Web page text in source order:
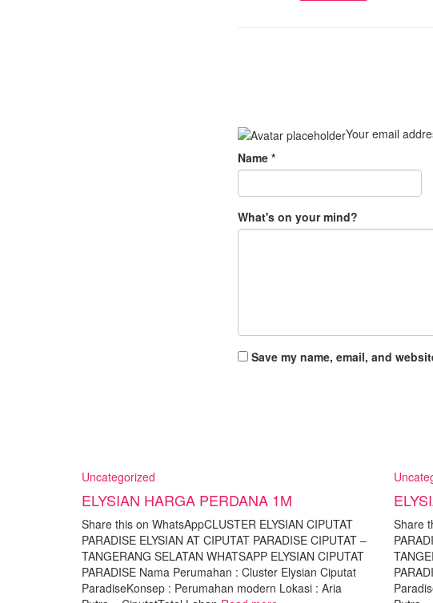
Your email
Name *
What's on your mind?
Save my name, email, and
Uncategorized
ELYSIAN HARGA PERDANA 1M
Share this on WhatsAppCLUSTER ELYSIAN CIPUTAT
PARADISE ELYSIAN AT CIPUTAT PARADISE CIPUTAT –
TANGERANG SELATAN WHATSAPP ELYSIAN CIPUTAT
PARADISE Nama Perumahan : Cluster Elysian Ciputat
ParadiseKonsep : Perumahan modern Lokasi : Aria
Share